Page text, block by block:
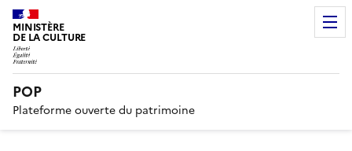
MINISTÈRE
DE LA CULTURE
POP
Plateforme ouverte du patrimoine